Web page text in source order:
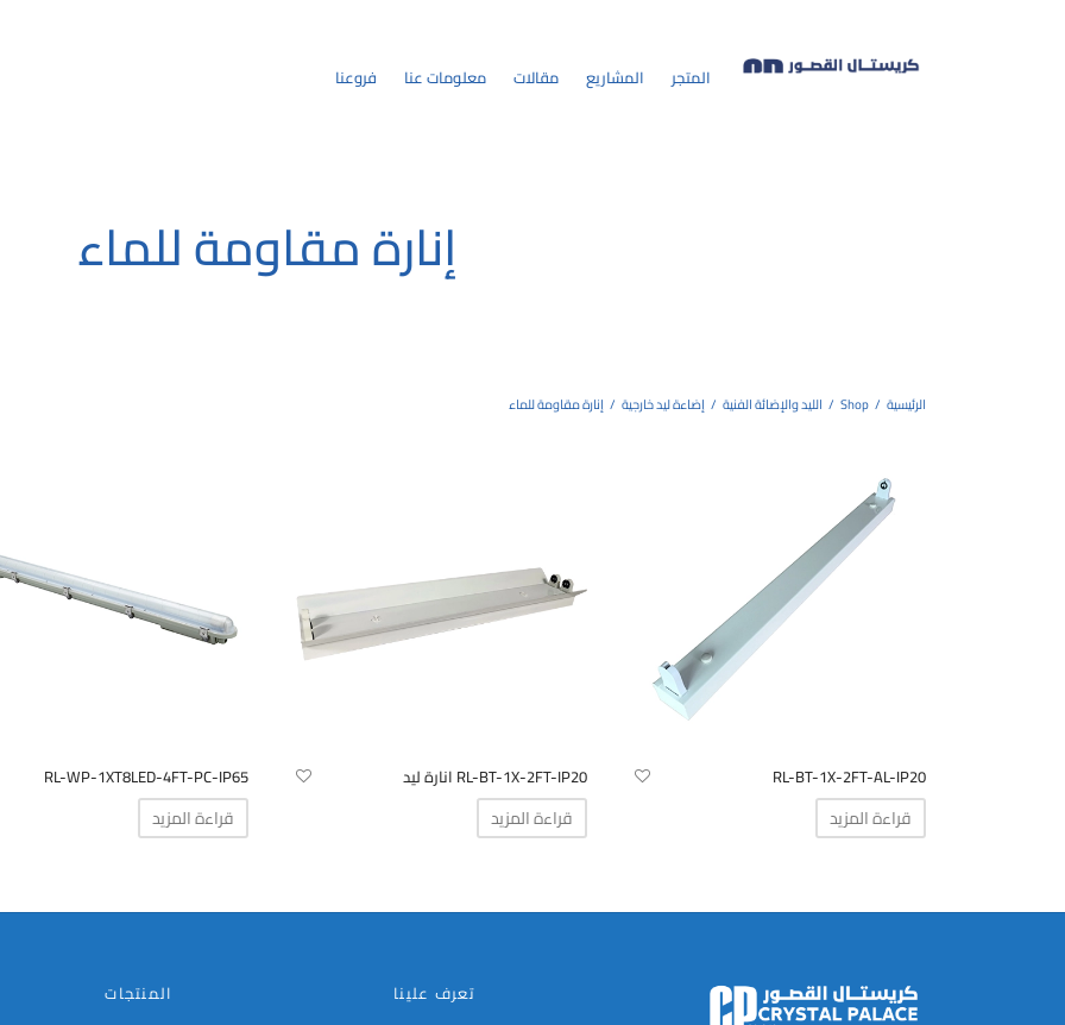
المتجر المشاريع مقالات معلومات عنا فروعنا
إنارة مقاومة للماء
الرئيسية /
Shop
/ الليد والإضائة الفنية / إضاءة ليد خارجية / إنارة مقاومة للماء
RL-BT-1X-2FT-AL-IP20
قراءة المزيد
RL-BT-1X-2FT-IP20 انارة ليد
قراءة المزيد
RL-WP-1XT8LED-4FT-PC-IP65
قراءة المزيد
تعرف علينا
المنتجات